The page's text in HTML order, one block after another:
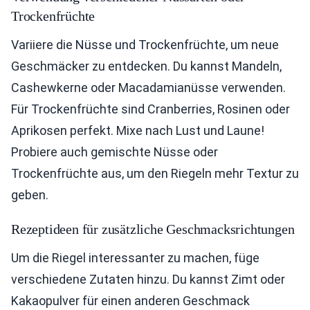
Trockenfrüchte
Variiere die Nüsse und Trockenfrüchte, um neue
Geschmäcker zu entdecken. Du kannst Mandeln,
Cashewkerne oder Macadamianüsse verwenden.
Für Trockenfrüchte sind Cranberries, Rosinen oder
Aprikosen perfekt. Mixe nach Lust und Laune!
Probiere auch gemischte Nüsse oder
Trockenfrüchte aus, um den Riegeln mehr Textur zu
geben.
Rezeptideen für zusätzliche Geschmacksrichtungen
Um die Riegel interessanter zu machen, füge
verschiedene Zutaten hinzu. Du kannst Zimt oder
Kakaopulver für einen anderen Geschmack